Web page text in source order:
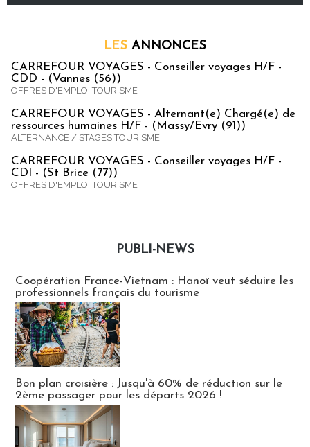
LES ANNONCES
CARREFOUR VOYAGES - Conseiller voyages H/F -
CDD - (Vannes (56))
OFFRES D'EMPLOI TOURISME
CARREFOUR VOYAGES - Alternant(e) Chargé(e) de
ressources humaines H/F - (Massy/Evry (91))
ALTERNANCE / STAGES TOURISME
CARREFOUR VOYAGES - Conseiller voyages H/F -
CDI - (St Brice (77))
OFFRES D'EMPLOI TOURISME
PUBLI-NEWS
Coopération France-Vietnam : Hanoï veut séduire les
professionnels français du tourisme
Bon plan croisière : Jusqu'à 60% de réduction sur le
2ème passager pour les départs 2026 !